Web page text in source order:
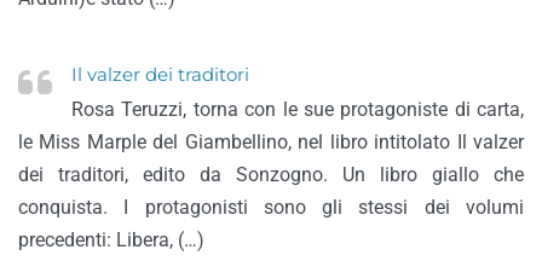
Il valzer dei traditori
Rosa Teruzzi, torna con le sue protagoniste di carta,
le Miss Marple del Giambellino, nel libro intitolato Il valzer
dei traditori, edito da Sonzogno. Un libro giallo che
conquista. I protagonisti sono gli stessi dei volumi
precedenti: Libera, (…)